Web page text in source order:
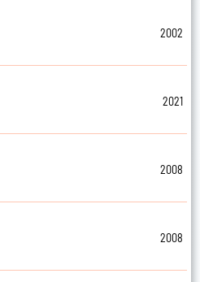
2002
2021
2008
2008